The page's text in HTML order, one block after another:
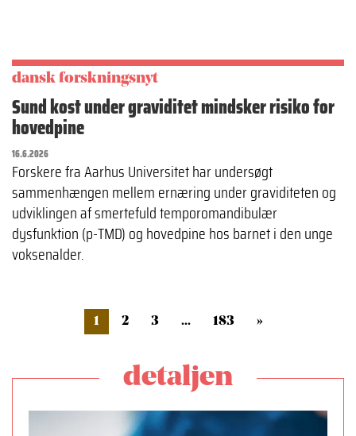
dansk forskningsnyt
Sund kost under graviditet mindsker risiko for
hovedpine
16.6.2026
Forskere fra Aarhus Universitet har undersøgt
sammenhængen mellem ernæring under graviditeten og
udviklingen af smertefuld temporomandibulær
dysfunktion (p-TMD) og hovedpine hos barnet i den unge
voksenalder.
1 2 3 ... 183 »
detaljen